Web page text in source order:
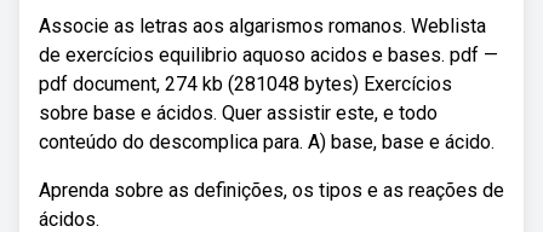
Associe as letras aos algarismos romanos. Weblista
de exercícios equilibrio aquoso acidos e bases. pdf —
pdf document, 274 kb (281048 bytes) Exercícios
sobre base e ácidos. Quer assistir este, e todo
conteúdo do descomplica para. A) base, base e ácido.
Aprenda sobre as definições, os tipos e as reações de
ácidos.